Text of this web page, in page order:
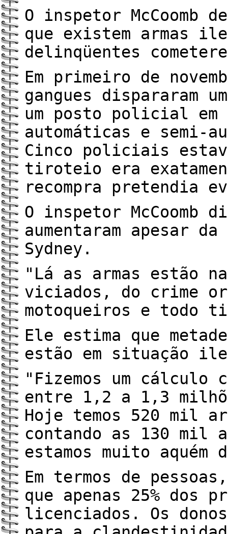
O inspetor McCoomb
que existem armas
delinqüentes
Em primeiro de
gangues dispararam
um posto policial em
automáticas e semi-
Cinco policiais
tiroteio era
recompra pretendia
O inspetor McCoomb
aumentaram apesar
Sydney.
"Lá as armas estão
viciados, do crime
motoqueiros e todo
Ele estima que
estão em situação
"Fizemos um cálculo
entre 1,2 a 1,3
Hoje temos 520 mil
contando as 130 mil
estamos muito
Em termos de
que apenas 25% dos
licenciados. Os